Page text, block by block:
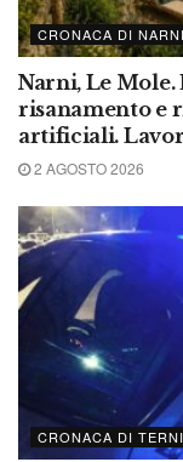
CRONACA DI NARNI
Narni, Le
risanamento e
artificiali.
2 AGOSTO 2026
CRONACA DI TERNI